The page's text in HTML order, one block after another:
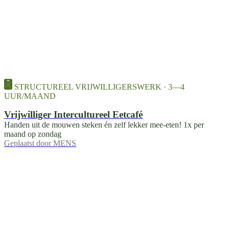
STRUCTUREEL VRIJWILLIGERSWERK · 3—4
UUR/MAAND
Vrijwilliger Intercultureel Eetcafé
Handen uit de mouwen steken én zelf lekker mee-eten! 1x per
maand op zondag
Geplaatst door MENS